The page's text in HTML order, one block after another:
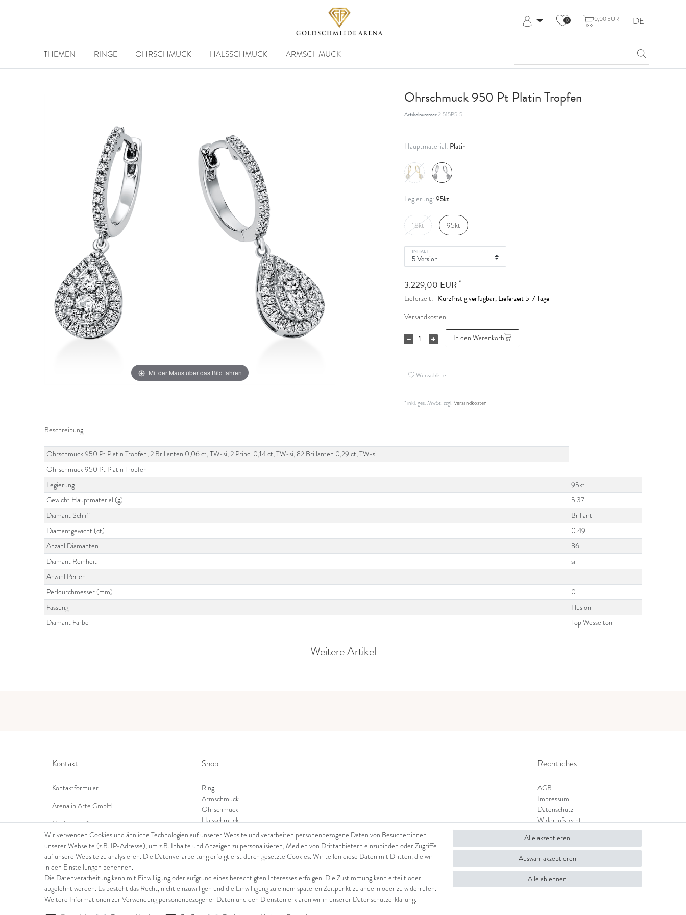
0 0,00 EUR DE
THEMEN RINGE OHRSCHMUCK HALSSCHMUCK ARMSCHMUCK
Mit der Maus über das Bild fahren
Ohrschmuck 950 Pt Platin Tropfen
Artikelnummer2I515P5-5
Hauptmaterial: Platin
Legierung: 95kt
18kt 95kt
INHALT
3.229,00 EUR *
Lieferzeit: Kurzfristig verfügbar, Lieferzeit 5-7 Tage
Versandkosten
In den Warenkorb
Wunschliste
* inkl. ges. MwSt. zzgl.Versandkosten
Beschreibung
Ohrschmuck 950 Pt Platin Tropfen, 2 Brillanten 0,06 ct, TW-si, 2 Princ. 0,14 ct, TW-si, 82 Brillanten 0,29 ct, TW-si
Ohrschmuck 950 Pt Platin Tropfen
Legierung
95kt
Gewicht Hauptmaterial (g)
5.37
Diamant Schliff
Brillant
Diamantgewicht (ct)
0.49
Anzahl Diamanten
86
Diamant Reinheit
si
Anzahl Perlen
Perldurchmesser (mm)
0
Fassung
Illusion
Diamant Farbe
Top Wesselton
Weitere Artikel
Kontakt
Kontaktformular
Arena in Arte GmbH
Marktgasse 2,
8600 Dübendorf
Tel: +41 44 821 60 40
E-Mail:info@goldschmiede-arena.com
Shop
Ring
Armschmuck
Ohrschmuck
Halsschmuck
Rechtliches
AGB
Impressum
Datenschutz
Widerrufsrecht
Zahlung und Versand
Widerrufsformular
© Copyright 2026 Arena in Arte GmbH | Alle Rechte vorbehalten.
Wir verwenden Cookies und ähnliche Technologien auf unserer Website und verarbeiten personenbezogene Daten von Besucher:innen
unserer Webseite (z.B. IP-Adresse), um z.B. Inhalte und Anzeigen zu personalisieren, Medien von Drittanbietern einzubinden oder Zugriffe
auf unsere Website zu analysieren. Die Datenverarbeitung erfolgt erst durch gesetzte Cookies. Wir teilen diese Daten mit Dritten, die wir
in den Einstellungen benennen.
Die Datenverarbeitung kann mit Einwilligung oder aufgrund eines berechtigten Interesses erfolgen. Die Zustimmung kann erteilt oder
abgelehnt werden. Es besteht das Recht, nicht einzuwilligen und die Einwilligung zu einem späteren Zeitpunkt zu ändern oder zu widerrufen.
Weitere Informationen zur Verwendung personenbezogener Daten und den Diensten erklären wir in unserer Daten­schutz­erklärung.
Alle akzeptieren
Auswahl akzeptieren
Alle ablehnen